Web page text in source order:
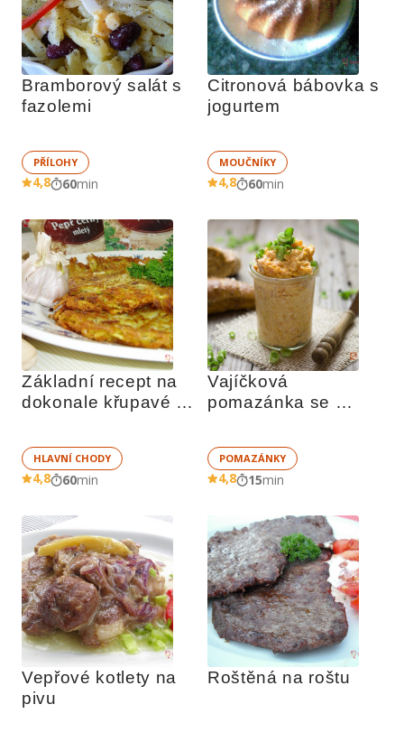
Bramborový salát s
fazolemi
PŘÍLOHY
4,8 60min
Citronová bábovka s
jogurtem
MOUČNÍKY
4,8 60min
Základní recept na
dokonale křupavé
HLAVNÍ CHODY
4,8 60min
Vajíčková
pomazánka se
POMAZÁNKY
4,8 15min
Vepřové kotlety na
pivu
Roštěná na roštu